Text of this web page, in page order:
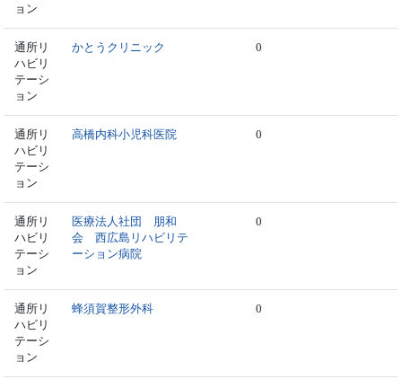
ョン
通所リ
ハビリ
テーシ
ョン
かとうクリニック 0
通所リ
ハビリ
テーシ
ョン
高橋内科小児科医院 0
通所リ
ハビリ
テーシ
ョン
医療法人社団 朋和
会 西広島リハビリテ
ーション病院
0
通所リ
ハビリ
テーシ
ョン
蜂須賀整形外科 0